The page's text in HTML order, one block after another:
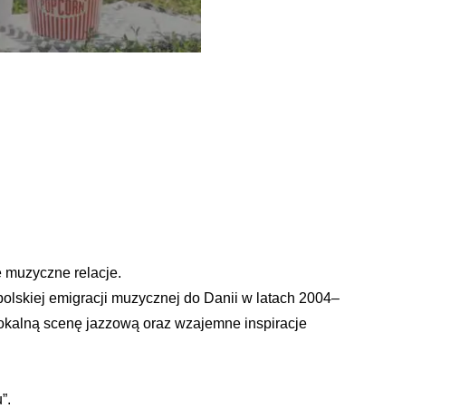
relacje.
emigracji muzycznej do Danii w latach 2004–
scenę jazzową oraz wzajemne inspiracje